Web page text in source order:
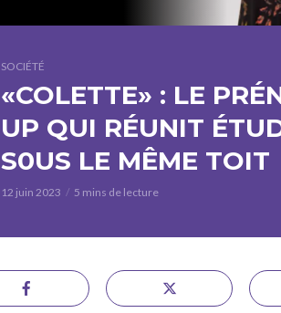
SOCIÉTÉ
«COLETTE» : LE
UP QUI RÉUNIT
S0US LE MÊME TOIT
12 juin 2023 5 mins de lecture